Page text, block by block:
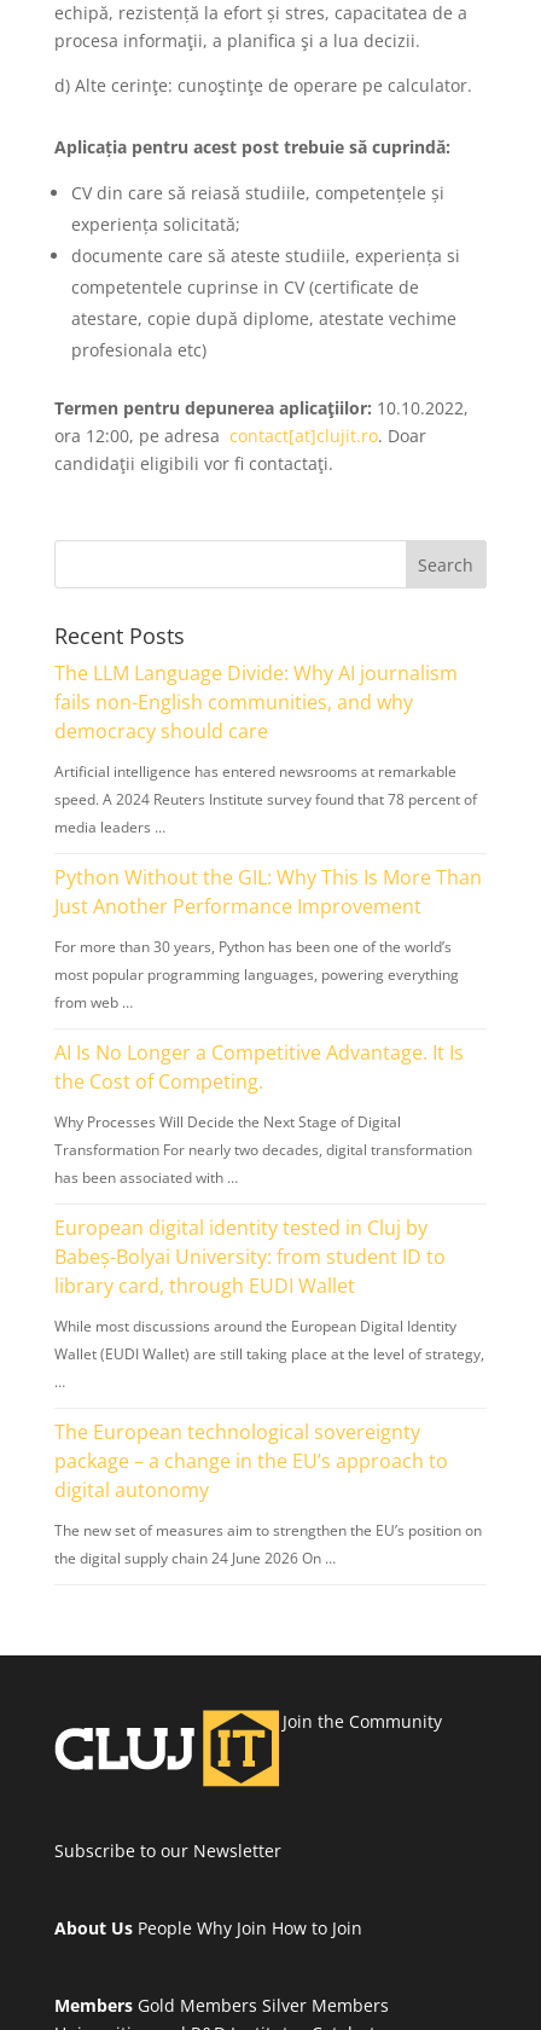
echipă, rezistență la efort și stres, capacitatea de a
procesa informaţii, a planifica şi a lua decizii.
d) Alte cerinţe: cunoştinţe de operare pe calculator.
Aplicația pentru acest post trebuie să cuprindă:
CV din care să reiasă studiile, competențele și
experiența solicitată;
documente care să ateste studiile, experiența si
competentele cuprinse in CV (certificate de
atestare, copie după diplome, atestate vechime
profesionala etc)
Termen pentru depunerea aplicaţiilor: 10.10.2022,
ora 12:00, pe adresa contact[at]clujit.ro. Doar
candidaţii eligibili vor fi contactaţi.
Recent Posts
The LLM Language Divide: Why AI journalism
fails non-English communities, and why
democracy should care
Artificial intelligence has entered newsrooms at remarkable
speed. A 2024 Reuters Institute survey found that 78 percent of
media leaders …
Python Without the GIL: Why This Is More Than
Just Another Performance Improvement
For more than 30 years, Python has been one of the world’s
most popular programming languages, powering everything
from web …
AI Is No Longer a Competitive Advantage. It Is
the Cost of Competing.
Why Processes Will Decide the Next Stage of Digital
Transformation For nearly two decades, digital transformation
has been associated with …
European digital identity tested in Cluj by
Babeș-Bolyai University: from student ID to
library card, through EUDI Wallet
While most discussions around the European Digital Identity
Wallet (EUDI Wallet) are still taking place at the level of strategy,
…
The European technological sovereignty
package – a change in the EU’s approach to
digital autonomy
The new set of measures aim to strengthen the EU’s position on
the digital supply chain 24 June 2026 On …
Join the Community
Subscribe to our Newsletter
About Us People Why Join How to Join
Members Gold Members Silver Members